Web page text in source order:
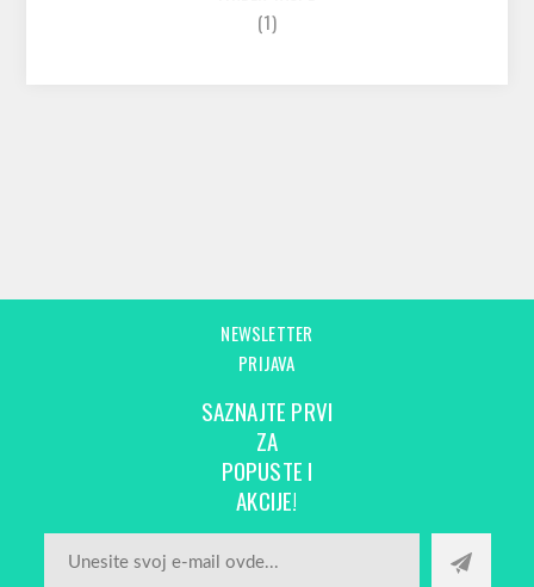
(1)
NEWSLETTER
PRIJAVA
SAZNAJTE PRVI
ZA
POPUSTE I
AKCIJE!